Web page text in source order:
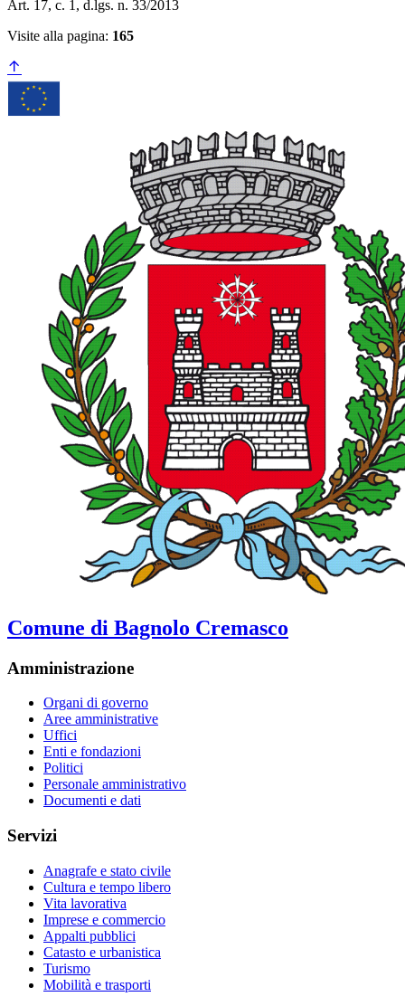
Art. 17, c. 1, d.lgs. n. 33/2013
Visite alla pagina: 165
Comune di Bagnolo Cremasco
Amministrazione
Organi di governo
Aree amministrative
Uffici
Enti e fondazioni
Politici
Personale amministrativo
Documenti e dati
Servizi
Anagrafe e stato civile
Cultura e tempo libero
Vita lavorativa
Imprese e commercio
Appalti pubblici
Catasto e urbanistica
Turismo
Mobilità e trasporti